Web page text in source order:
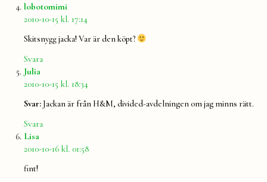
lobotomimi
2010-10-15 kl. 17:14
Skitsnygg jacka! Var är den köpt?
Svara
Julia
2010-10-15 kl. 18:34
Svar: Jackan är från H&M, divided-avdelningen om jag minns rätt.
Svara
Lisa
2010-10-16 kl. 01:58
fint!